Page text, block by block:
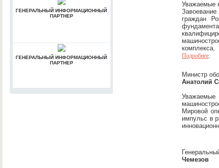
ГЕНЕРАЛЬНЫЙ ИНФОРМАЦИОННЫЙ
ПАРТНЕР
ГЕНЕРАЛЬНЫЙ ИНФОРМАЦИОННЫЙ
ПАРТНЕР
Уважаемые
граждан
Подробнее.
Министр
Анатолий
Уважаемые
Мировой
импульс в
Чемезов